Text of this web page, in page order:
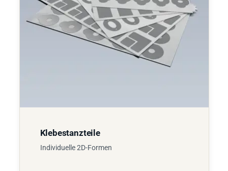
Klebestanzteile
Individuelle 2D-Formen